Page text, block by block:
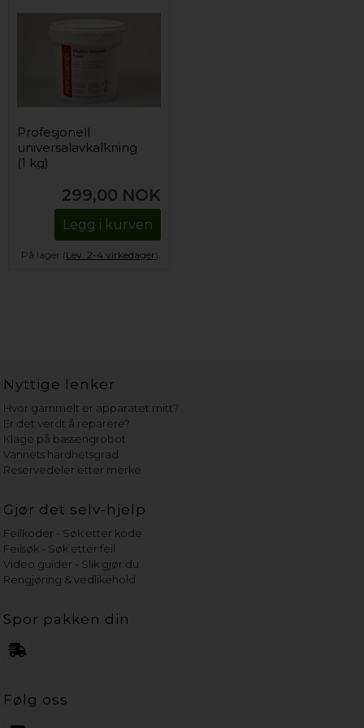
Profesjonell
universalavkalkning
(1 kg)
299,00 NOK
Legg i kurven
På lager (Lev. 2-4 virkedager).
Nyttige lenker
Hvor gammelt er apparatet mitt?
Er det verdt å reparere?
Klage på bassengrobot
Vannets hardhetsgrad
Reservedeler etter merke
Gjør det selv-hjelp
Feilkoder - Søk etter kode
Feilsøk - Søk etter feil
Video guider - Slik gjør du
Rengjøring & vedlikehold
Spor pakken din
Følg oss